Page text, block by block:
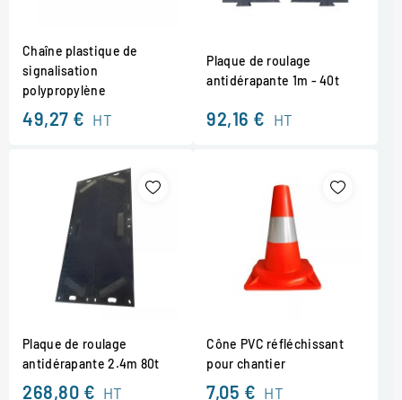
Chaîne plastique de
signalisation
polypropylène
49,27 € HT
Plaque de roulage
antidérapante 1m - 40t
92,16 € HT
Plaque de roulage
antidérapante 2.4m 80t
268,80 € HT
Cône PVC réfléchissant
pour chantier
7,05 € HT